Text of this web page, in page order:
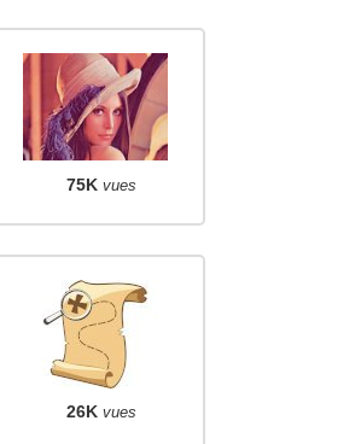
75K vues
26K vues